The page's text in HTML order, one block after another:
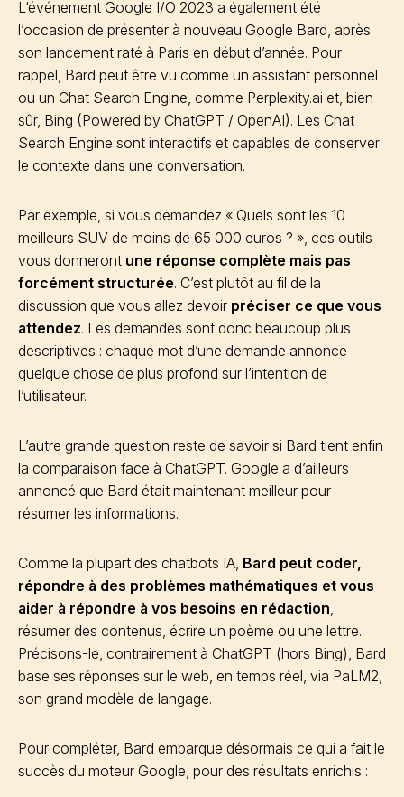
L‘événement Google I/O 2023 a également été
l’occasion de présenter à nouveau Google Bard, après
son lancement raté à Paris en début d’année. Pour
rappel, Bard peut être vu comme un assistant personnel
ou un Chat Search Engine, comme Perplexity.ai et, bien
sûr, Bing (Powered by ChatGPT / OpenAI). Les Chat
Search Engine sont interactifs et capables de conserver
le contexte dans une conversation.
Par exemple, si vous demandez « Quels sont les 10
meilleurs SUV de moins de 65 000 euros ? », ces outils
vous donneront une réponse complète mais pas
forcément structurée. C’est plutôt au fil de la
discussion que vous allez devoir préciser ce que vous
attendez. Les demandes sont donc beaucoup plus
descriptives : chaque mot d’une demande annonce
quelque chose de plus profond sur l’intention de
l’utilisateur.
L’autre grande question reste de savoir si Bard tient enfin
la comparaison face à ChatGPT. Google a d’ailleurs
annoncé que Bard était maintenant meilleur pour
résumer les informations.
Comme la plupart des chatbots IA, Bard peut coder,
répondre à des problèmes mathématiques et vous
aider à répondre à vos besoins en rédaction,
résumer des contenus, écrire un poème ou une lettre.
Précisons-le, contrairement à ChatGPT (hors Bing), Bard
base ses réponses sur le web, en temps réel, via PaLM2,
son grand modèle de langage.
Pour compléter, Bard embarque désormais ce qui a fait le
succès du moteur Google, pour des résultats enrichis :